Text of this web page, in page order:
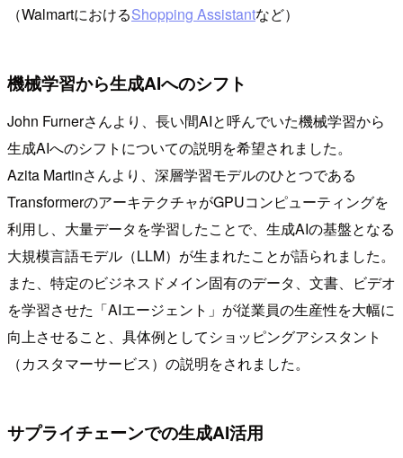
（WalmartにおけるShopping Assistantなど）
機械学習から生成AIへのシフト
John Furnerさんより、長い間AIと呼んでいた機械学習から
生成AIへのシフトについての説明を希望されました。
Azita Martinさんより、深層学習モデルのひとつである
TransformerのアーキテクチャがGPUコンピューティングを
利用し、大量データを学習したことで、生成AIの基盤となる
大規模言語モデル（LLM）が生まれたことが語られました。
また、特定のビジネスドメイン固有のデータ、文書、ビデオ
を学習させた「AIエージェント」が従業員の生産性を大幅に
向上させること、具体例としてショッピングアシスタント
（カスタマーサービス）の説明をされました。
サプライチェーンでの生成AI活用